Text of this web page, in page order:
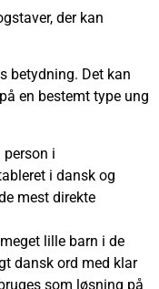
der kan
betydning. Det kan
en bestemt type ung
person i
i dansk og
mest direkte
lille barn i de
dansk ord med klar
som løsning på